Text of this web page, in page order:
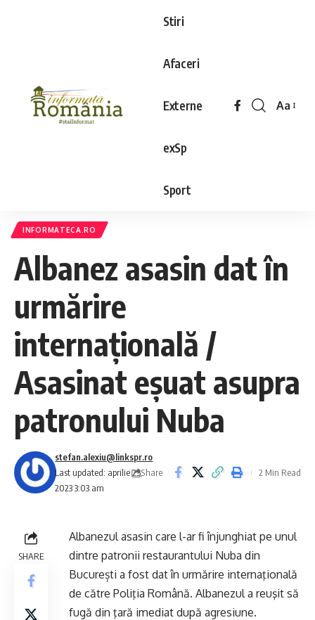
Stiri
Afaceri
Externe
exSp
Sport
Aa
INFORMATECA.RO
Albanez asasin dat în
urmărire
internaţională /
Asasinat eșuat asupra
patronului Nuba
Last updated: aprilie 25,
2023 3:03 am
stefan.alexiu@linkspr.ro
Share
2 Min Read
SHARE
Albanezul asasin care l-ar fi înjunghiat pe unul
dintre patronii restaurantului Nuba din
București a fost dat în urmărire internaţională
de către Poliţia Română. Albanezul a reuşit să
fugă din ţară imediat după agresiune.